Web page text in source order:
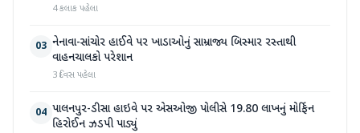
4 કલાક પહેલા
03 નેનાવા-સાંચોર હાઈવે પર ખાડાઓનું સામ્રાજ્ય બિસ્માર રસ્તાથી
વાહનચાલકો પરેશાન
3 દિવસ પહેલા
04 પાલનપુર-ડીસા હાઇવે પર એસઓજી પોલીસે 19.80 લાખનું મોર્ફિન
હિરોઈન ઝડપી પાડ્યું